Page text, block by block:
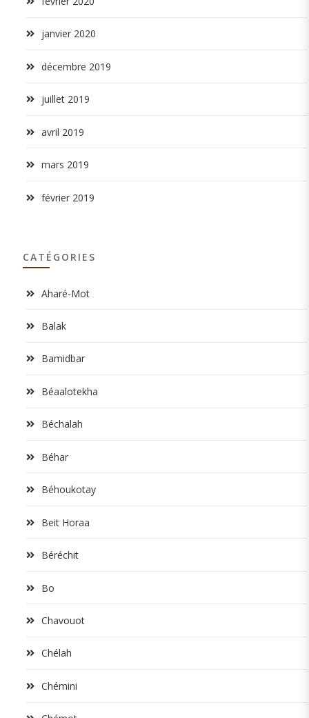
janvier 2020
décembre 2019
juillet 2019
avril 2019
mars 2019
février 2019
CATÉGORIES
Aharé-Mot
Balak
Bamidbar
Béaalotekha
Béchalah
Béhar
Béhoukotay
Beit Horaa
Béréchit
Bo
Chavouot
Chélah
Chémini